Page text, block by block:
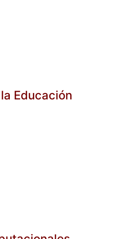
Educación